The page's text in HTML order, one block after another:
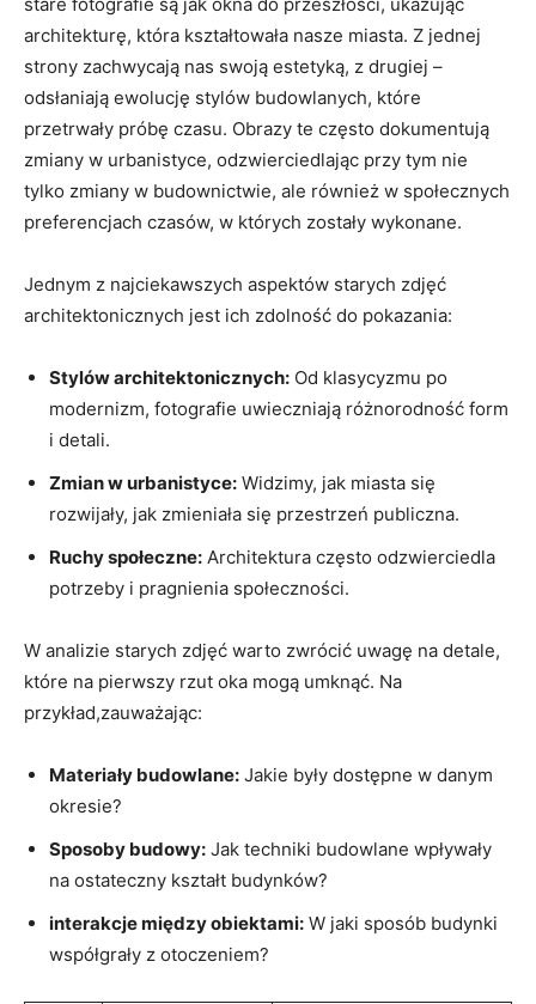
architekturę, która⁣ kształtowała nasze miasta. Z jednej
strony zachwycają nas swoją estetyką, z drugiej –
odsłaniają ewolucję stylów budowlanych, które
przetrwały próbę czasu. Obrazy te często dokumentują
zmiany w urbanistyce, odzwierciedlając przy tym nie
tylko zmiany w budownictwie, ale ‍również⁤ w społecznych
preferencjach czasów, w których zostały wykonane.
Jednym z najciekawszych aspektów ‍starych zdjęć
architektonicznych jest ich zdolność do pokazania:
Stylów architektonicznych: Od klasycyzmu po
modernizm, fotografie uwieczniają różnorodność form
i⁤ detali.
Zmian​ w urbanistyce: Widzimy, jak miasta się
rozwijały, jak ⁤zmieniała się przestrzeń publiczna.
Ruchy społeczne: Architektura często odzwierciedla
potrzeby i pragnienia społeczności.
W analizie starych zdjęć ⁤warto zwrócić⁤ uwagę na detale,
które ⁢na pierwszy rzut oka mogą umknąć. Na
przykład,zauważając:
Materiały budowlane: Jakie były dostępne w danym
okresie?
Sposoby budowy: Jak techniki budowlane wpływały
na ostateczny kształt budynków?
interakcje między obiektami: W jaki ⁣sposób ​budynki
współgrały z otoczeniem?